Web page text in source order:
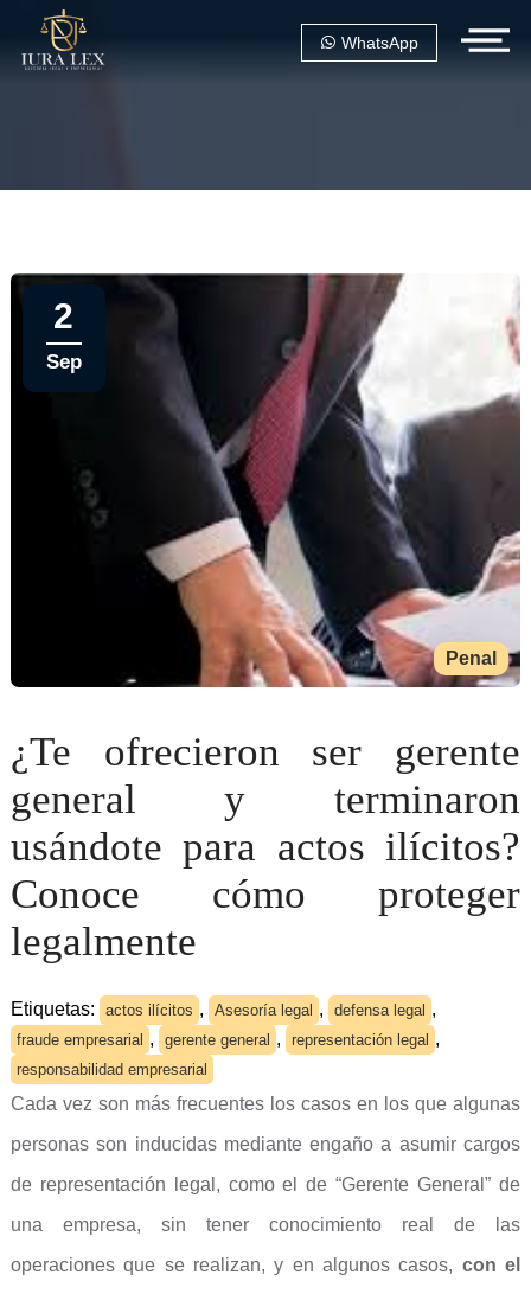
WhatsApp
Penal
2
Sep
¿Te ofrecieron ser gerente
general y terminaron
usándote para actos ilícitos?
Conoce cómo proteger
legalmente
Etiquetas: actos ilícitos , Asesoría legal , defensa legal ,
fraude empresarial , gerente general , representación legal ,
responsabilidad empresarial
Cada vez son más frecuentes los casos en los que algunas
personas son inducidas mediante engaño a asumir cargos
de representación legal, como el de “Gerente General” de
una empresa, sin tener conocimiento real de las
operaciones que se realizan, y en algunos casos, con el